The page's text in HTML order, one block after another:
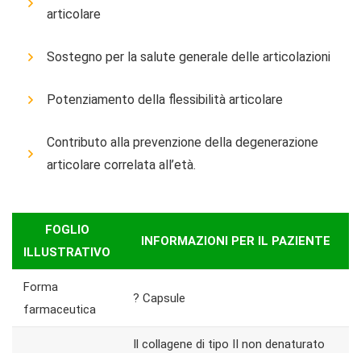
articolare
Sostegno per la salute generale delle articolazioni
Potenziamento della flessibilità articolare
Contributo alla prevenzione della degenerazione
articolare correlata all’età.
FOGLIO
ILLUSTRATIVO
INFORMAZIONI PER IL PAZIENTE
Forma
farmaceutica
? Capsule
Il collagene di tipo II non denaturato